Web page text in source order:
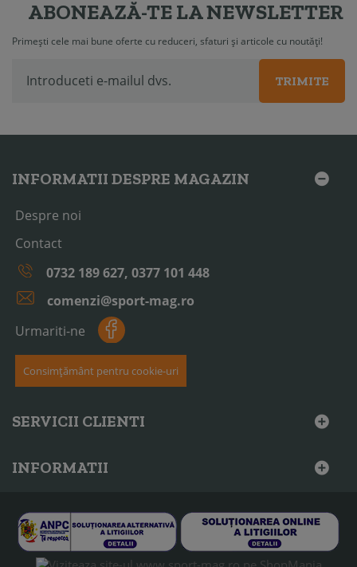
ABONEAZĂ-TE LA NEWSLETTER
Primești cele mai bune oferte cu reduceri, sfaturi și articole cu noutăți!
TRIMITE
INFORMATII DESPRE MAGAZIN
Despre noi
Contact
0732 189 627, 0377 101 448
comenzi@sport-mag.ro
Urmariti-ne
Consimțământ pentru cookie-uri
SERVICII CLIENTI
INFORMATII